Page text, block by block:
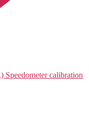
Speedometer calibration